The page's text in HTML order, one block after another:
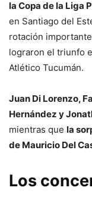
la Copa de la Liga
en Santiago del
rotación
lograron el triunfo
Atlético Tucumán.
Juan Di Lorenzo,
Hernández y
mientras que la
de Mauricio Del
Los